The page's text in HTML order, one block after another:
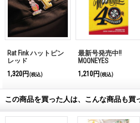
Rat Fink ハットピン
レッド
1,320円 (税込)
最新号発売中!!
MQQNEYES
Magazine No.28 2026
1,210円 (税込)
この商品を買った人は、こんな商品も買